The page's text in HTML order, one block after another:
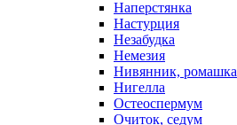
Наперстянка
Настурция
Незабудка
Немезия
Нивянник, ромашка
Нигелла
Остеоспермум
Очиток, седум